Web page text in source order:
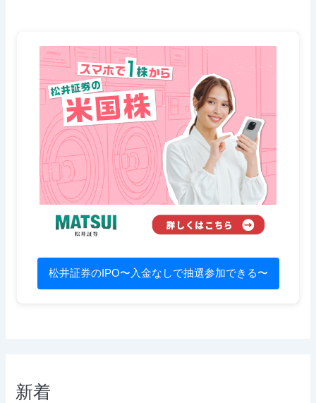
松井証券のIPO〜入金なしで抽選参加できる〜
新着